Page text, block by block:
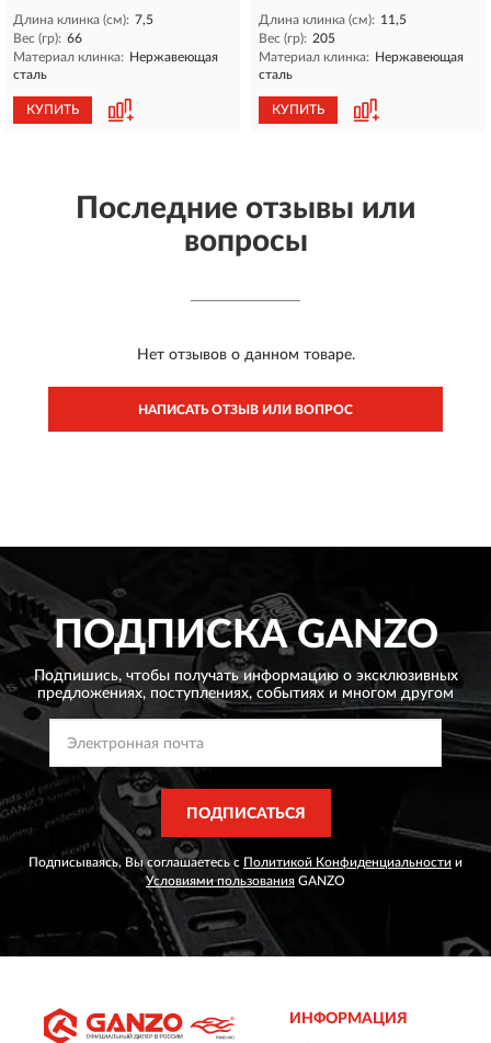
Длина клинка (см): 7,5
Вес (гр): 66
Материал клинка: Нержавеющая
сталь
КУПИТЬ
Длина клинка (см): 11,5
Вес (гр): 205
Материал клинка: Нержавеющая
сталь
КУПИТЬ
Последние отзывы или
вопросы
Нет отзывов о данном товаре.
НАПИСАТЬ ОТЗЫВ ИЛИ ВОПРОС
ПОДПИСКАGANZO
Подпишись, чтобы получать информацию о эксклюзивных
предложениях, поступлениях, событиях и многом другом
ПОДПИСАТЬСЯ
Подписываясь, Вы соглашаетесь с Политикой Конфиденциальности и
Условиями пользования GANZO
ИНФОРМАЦИЯ